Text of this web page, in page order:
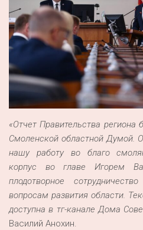
«Отчет Правительства
Смоленской областной Думой.
нашу работу во благо
корпус во главе Игорем
плодотворное
вопросам развития области.
доступна в тг-канале Дома
Василий Анохин.